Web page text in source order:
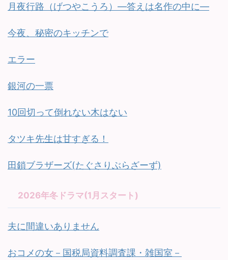
月夜行路（げつやこうろ）—答えは名作の中に—
今夜、秘密のキッチンで
エラー
銀河の一票
10回切って倒れない木はない
タツキ先生は甘すぎる！
田鎖ブラザーズ(たぐさりぶらざーず)
2026年冬ドラマ(1月スタート)
夫に間違いありません
おコメの女－国税局資料調査課・雑国室－